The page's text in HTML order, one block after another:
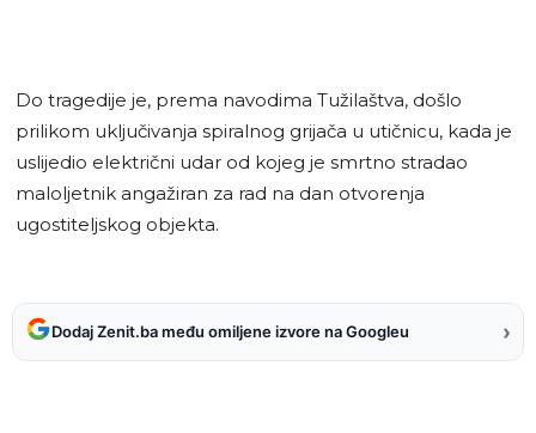
Do tragedije je, prema navodima Tužilaštva, došlo
prilikom uključivanja spiralnog grijača u utičnicu, kada je
uslijedio električni udar od kojeg je smrtno stradao
maloljetnik angažiran za rad na dan otvorenja
ugostiteljskog objekta.
Dodaj Zenit.ba među omiljene izvore na Googleu ›